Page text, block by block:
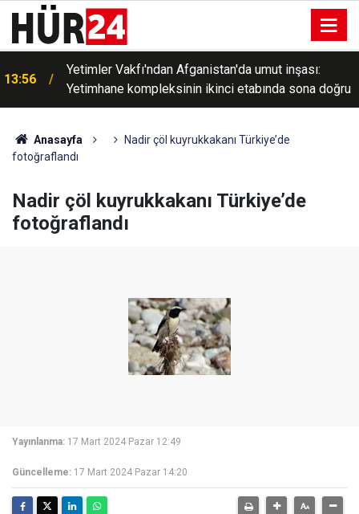
13:56
Yetimler Vakfı'ndan Afganistan'da umut inşası:
Yetimhane kompleksinin ikinci etabında sona doğru
Anasayfa
Nadir çöl kuyrukkakanı Türkiye’de
fotoğraflandı
Nadir çöl kuyrukkakanı Türkiye’de
fotoğraflandı
Yayınlanma: 17 Mart 2024 Pazar 12:49
Güncelleme: 17 Mart 2024 Pazar 14:20